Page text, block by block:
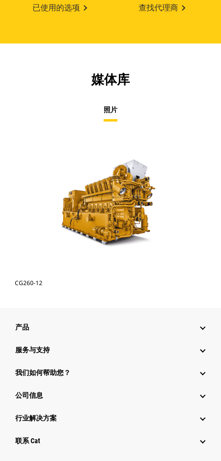
已使用的选项 查找代理商
媒体库
照片
CG260-12
产品
服务与支持
我们如何帮助您？
公司信息
行业解决方案
行业
联系 Cat